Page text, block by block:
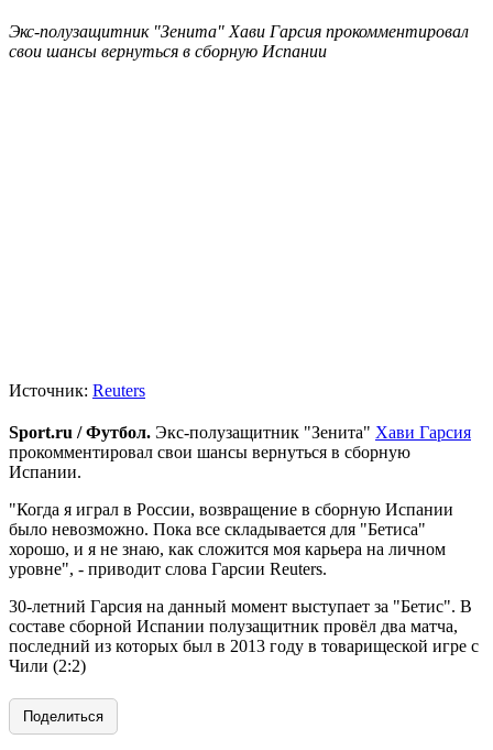
Экс-полузащитник "Зенита" Хави Гарсия прокомментировал
свои шансы вернуться в сборную Испании
Источник: Reuters
Sport.ru / Футбол. Экс-полузащитник "Зенита" Хави Гарсия
прокомментировал свои шансы вернуться в сборную
Испании.
"Когда я играл в России, возвращение в сборную Испании
было невозможно. Пока все складывается для "Бетиса"
хорошо, и я не знаю, как сложится моя карьера на личном
уровне", - приводит слова Гарсии Reuters.
30-летний Гарсия на данный момент выступает за "Бетис". В
составе сборной Испании полузащитник провёл два матча,
последний из которых был в 2013 году в товарищеской игре с
Чили (2:2)
Поделиться